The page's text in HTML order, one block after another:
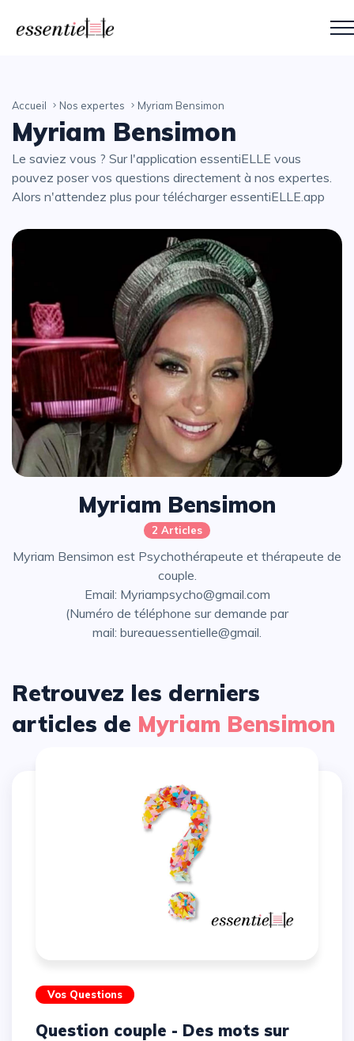
Accueil Nos expertes Myriam Bensimon
Myriam Bensimon
Le saviez vous ? Sur l'application essentiELLE vous
pouvez poser vos questions directement à nos expertes.
Alors n'attendez plus pour télécharger essentiELLE.app
Myriam Bensimon
2 Articles
Myriam Bensimon est Psychothérapeute et thérapeute de
couple.
Email: Myriampsycho@gmail.com
(Numéro de téléphone sur demande par
mail: bureauessentielle@gmail.
Retrouvez les derniers
articles de Myriam Bensimon
Vos Questions
Question couple - Des mots sur